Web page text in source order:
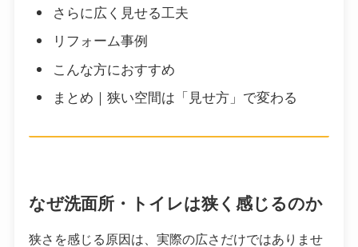
さらに広く見せる工夫
リフォーム事例
こんな方におすすめ
まとめ｜狭い空間は「見せ方」で変わる
なぜ洗面所・トイレは狭く感じるのか
狭さを感じる原因は、実際の広さだけではありませ